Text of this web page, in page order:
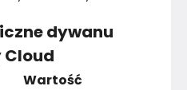
dywanu
Cloud
Wartość